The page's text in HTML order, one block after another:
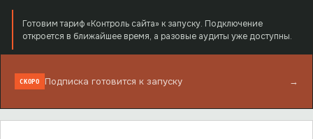
Готовим тариф «Контроль сайта» к запуску. Подключение
откроется в ближайшее время, а разовые аудиты уже доступны.
СКОРО Подписка готовится к запуску →